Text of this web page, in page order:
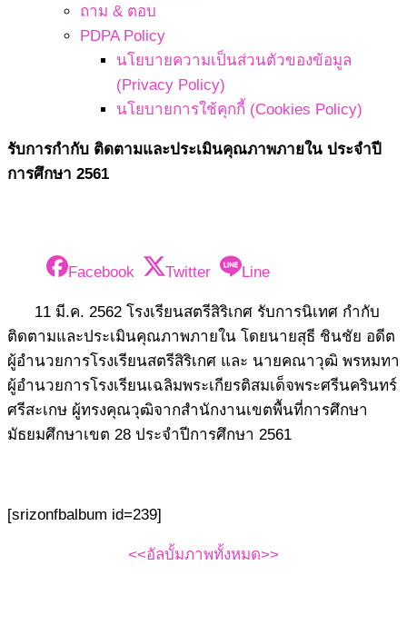
ถาม & ตอบ
PDPA Policy
นโยบายความเป็นส่วนตัวของข้อมูล
(Privacy Policy)
นโยบายการใช้คุกกี้ (Cookies Policy)
รับการกำกับ ติดตามและประเมินคุณภาพภายใน ประจำปี
การศึกษา 2561
Facebook Twitter Line
11 มี.ค. 2562 โรงเรียนสตรีสิริเกศ รับการนิเทศ กำกับ
ติดตามและประเมินคุณภาพภายใน โดยนายสุธี ชินชัย อดีต
ผู้อำนวยการโรงเรียนสตรีสิริเกศ และ นายคณาวุฒิ พรหมทา
ผู้อำนวยการโรงเรียนเฉลิมพระเกียรติสมเด็จพระศรีนครินทร์
ศรีสะเกษ ผู้ทรงคุณวุฒิจากสำนักงานเขตพื้นที่การศึกษา
มัธยมศึกษาเขต 28 ประจำปีการศึกษา 2561
[srizonfbalbum id=239]
<<อัลบั้มภาพทั้งหมด>>